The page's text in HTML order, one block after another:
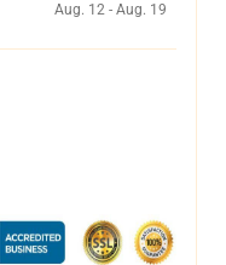
Aug. 12 - Aug. 19